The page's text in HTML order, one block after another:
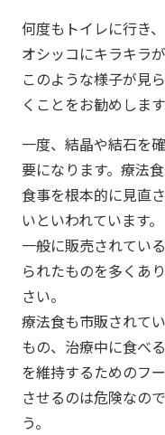
何度もトイレに行き
オシッコにキラキラ
このような様子が見
くことをお勧めします
一度、結晶や結石を
要になります。療法
食事を根本的に見直
いといわれています。
一般に販売されてい
られたものを多くあ
さい。
療法食も市販されて
もの、治療中に食べ
を維持するためのフ
させるのは危険なの
う。